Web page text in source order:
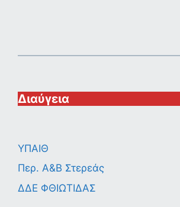
Διαύγεια
ΥΠΑΙΘ
Περ. A&B Στερεάς
ΔΔΕ ΦΘΙΩΤΙΔΑΣ